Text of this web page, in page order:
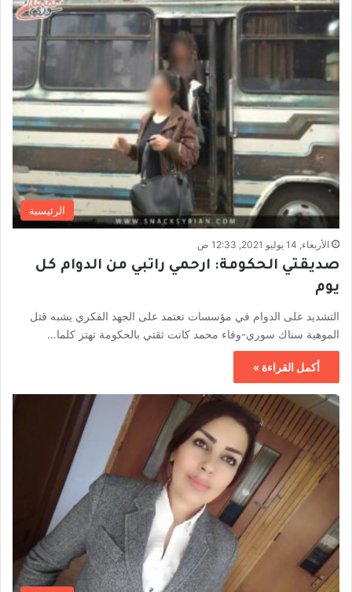
الرئيسية
الأربعاء, 14 يوليو 2021, 12:33 ص
صديقتي الحكومة: ارحمي راتبي من الدوام كل
يوم
التشديد على الدوام في مؤسسات تعتمد على الجهد الفكري يشبه قتل
الموهبة سناك سوري-وفاء محمد كانت ثقتي بالحكومة تهتز كلما…
أكمل القراءة »